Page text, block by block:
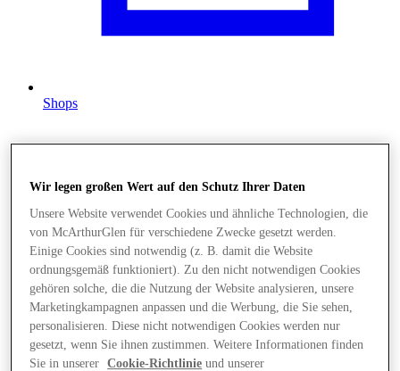
Shops
Wir legen großen Wert auf den Schutz Ihrer Daten
Unsere Website verwendet Cookies und ähnliche Technologien, die
von McArthurGlen für verschiedene Zwecke gesetzt werden.
Einige Cookies sind notwendig (z. B. damit die Website
ordnungsgemäß funktioniert). Zu den nicht notwendigen Cookies
gehören solche, die die Nutzung der Website analysieren, unsere
Marketingkampagnen anpassen und die Werbung, die Sie sehen,
personalisieren. Diese nicht notwendigen Cookies werden nur
gesetzt, wenn Sie ihnen zustimmen. Weitere Informationen finden
Sie in unserer
Cookie-Richtlinie und unserer